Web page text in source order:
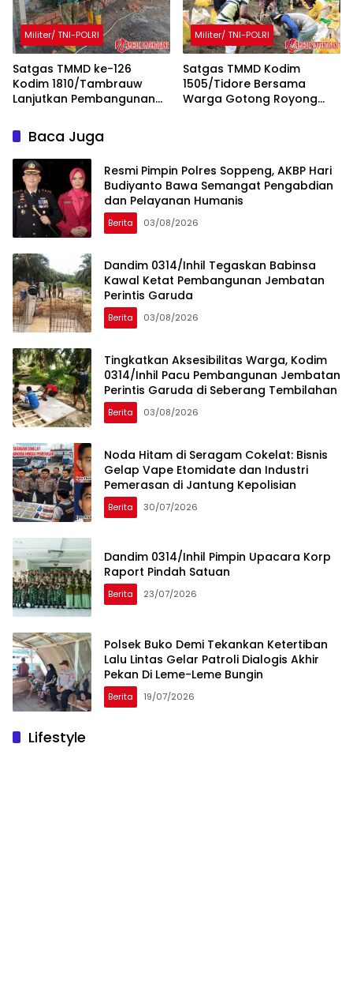
Militer/ TNI-POLRI
Satgas TMMD ke-126
Kodim 1810/Tambrauw
Lanjutkan Pembangunan
Babak, Wujud Nyata
Kemanunggalan TNI dan
Rakyat
Militer/ TNI-POLRI
Satgas TMMD Kodim
1505/Tidore Bersama
Warga Gotong Royong
Baca Juga
Resmi Pimpin Polres Soppeng, AKBP Hari
Budiyanto Bawa Semangat Pengabdian
dan Pelayanan Humanis
Berita 03/08/2026
Dandim 0314/Inhil Tegaskan Babinsa
Kawal Ketat Pembangunan Jembatan
Perintis Garuda
Berita 03/08/2026
Tingkatkan Aksesibilitas Warga, Kodim
0314/Inhil Pacu Pembangunan Jembatan
Perintis Garuda di Seberang Tembilahan
Berita 03/08/2026
Noda Hitam di Seragam Cokelat: Bisnis
Gelap Vape Etomidate dan Industri
Pemerasan di Jantung Kepolisian
Berita 30/07/2026
Dandim 0314/Inhil Pimpin Upacara Korp
Raport Pindah Satuan
Berita 23/07/2026
Polsek Buko Demi Tekankan Ketertiban
Lalu Lintas Gelar Patroli Dialogis Akhir
Pekan Di Leme-Leme Bungin
Berita 19/07/2026
Lifestyle